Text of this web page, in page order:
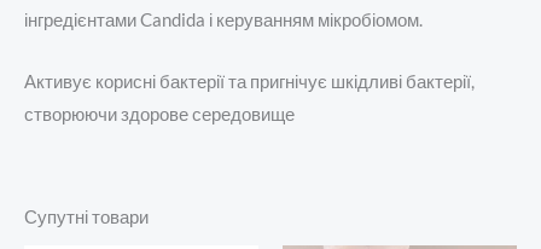
інгредієнтами Candida і керуванням мікробіомом.
Активує корисні бактерії та пригнічує шкідливі бактерії,
створюючи здорове середовище
Супутні товари